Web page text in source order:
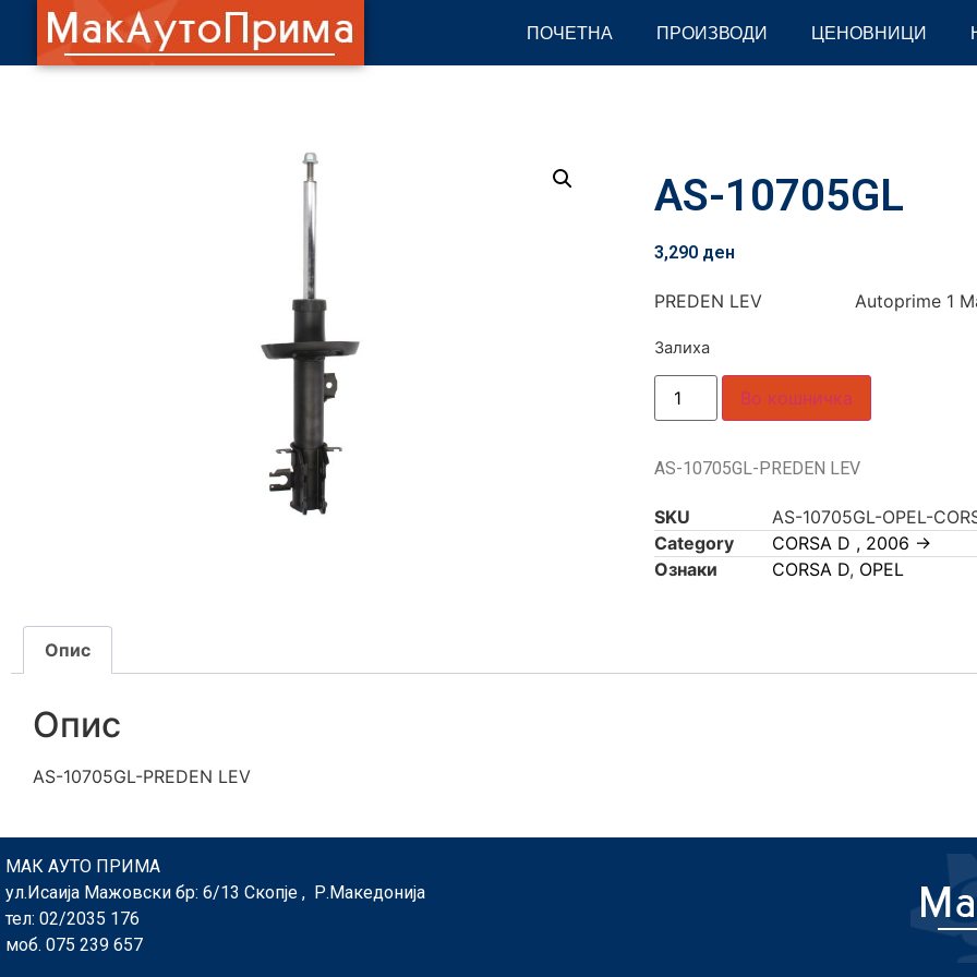
ПОЧЕТНА ПРОИЗВОДИ ЦЕНОВНИЦИ
AS-10705GL
3,290 ден
PREDEN LEV Autoprime 1
Залиха
Во кошничка
AS-10705GL-PREDEN LEV
SKU
AS-10705GL-OPEL-
Category
CORSA D , 2006 ->
Ознаки
CORSA D, OPEL
Опис
Опис
AS-10705GL-PREDEN LEV
МАК АУТО ПРИМА
ул.Исаија Мажовски бр: 6/13 Скопје , Р.Македонија
тел: 02/2035 176
моб. 075 239 657